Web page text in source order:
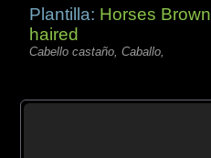
Plantilla: Horses Brown
haired
Cabello castaño, Caballo,